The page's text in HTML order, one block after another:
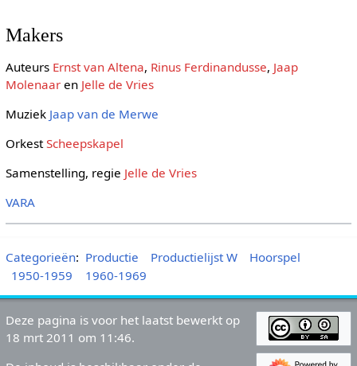
Makers
Auteurs Ernst van Altena, Rinus Ferdinandusse, Jaap
Molenaaren Jelle de Vries
Muziek Jaap van de Merwe
OrkestScheepskapel
Samenstelling, regie Jelle de Vries
VARA
Categorieën: Productie Productielijst W
Hoorspel
1950-1959
1960-1969
Deze pagina is voor het laatst bewerkt op
18 mrt 2011 om 11:46.